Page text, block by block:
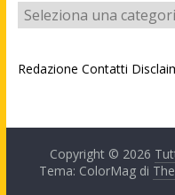
Categorie
Redazione Contatti
Copyright © 2026
Tema: ColorMag di